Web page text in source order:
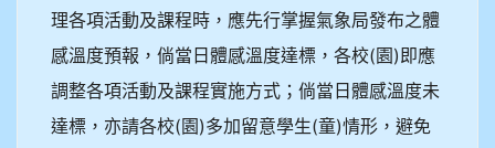
理各項活動及課程時，應先行掌握氣象局發布之體
感溫度預報，倘當日體感溫度達標，各校(園)即應
調整各項活動及課程實施方式；倘當日體感溫度未
達標，亦請各校(園)多加留意學生(童)情形，避免